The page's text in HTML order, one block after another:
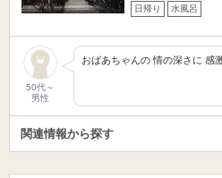
日帰り 水風呂
50代～
男性
おばあちゃんの 情の深さに 感
関連情報から探す